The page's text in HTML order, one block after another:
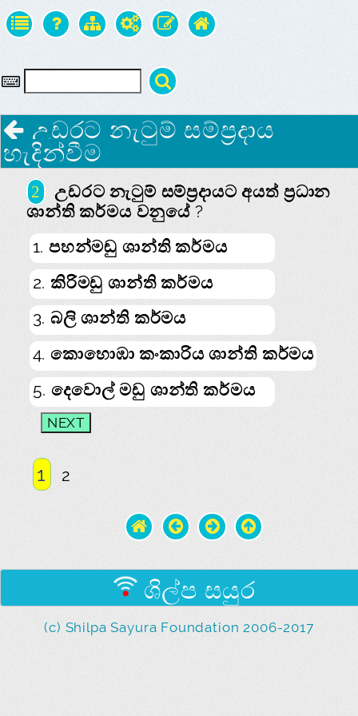
උඩරට නැටුම් සම්ප්‍රදාය
හැදින්වීම
2
උඩරට නැටුම් සම්ප්‍රදායට අයත් ප්‍රධාන
ශාන්ති කර්මය වනුයේ ?
1. පහන්මඬු ශාන්ති කර්මය
2. කිරිමඩු ශාන්ති කර්මය
3. බලි ශාන්ති කර්මය
4. කොහොඹා කංකාරිය ශාන්ති කර්මය
5. දෙවොල් මඩු ශාන්ති කර්මය
1 2
ශිල්ප සයුර
(c) Shilpa Sayura Foundation 2006-2017